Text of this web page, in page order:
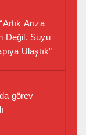
Arıza
Değil, Suyu
Ulaştık”
görev